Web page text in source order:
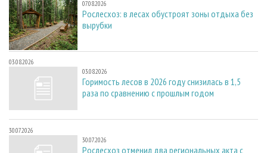
07.08.2026
Рослесхоз: в лесах обустроят зоны отдыха без
вырубки
03.08.2026
03.08.2026
Горимость лесов в 2026 году снизилась в 1,5
раза по сравнению с прошлым годом
30.07.2026
30.07.2026
Рослесхоз отменил два региональных акта с